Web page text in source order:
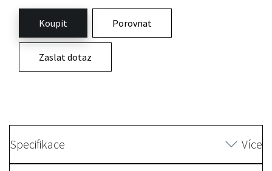
Koupit Porovnat
Zaslat dotaz
Specifikace Více